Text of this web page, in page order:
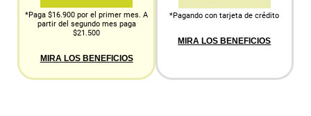
*Paga $16.900 por el primer mes. A
partir del segundo mes paga
$21.500
MIRA LOS BENEFICIOS
*Pagando con tarjeta de crédito
MIRA LOS BENEFICIOS